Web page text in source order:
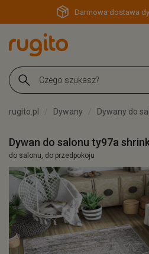
Darmowa dostawa
rugito.pl Dywany Dywany do
Dywan do salonu ty97a
do salonu, do przedpokoju